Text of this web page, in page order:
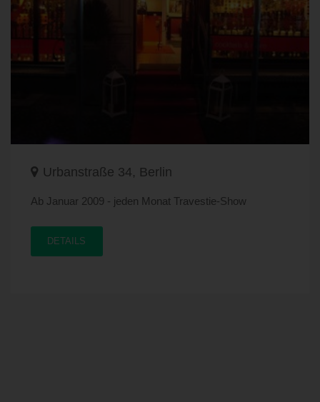
Urbanstraße 34, Berlin
Ab Januar 2009 - jeden Monat Travestie-Show
DETAILS